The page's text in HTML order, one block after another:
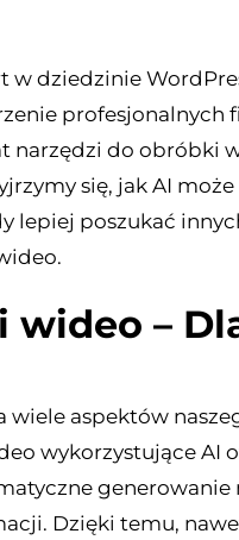
w dziedzinie
profesjonalnych
narzędzi do obróbki
się, jak AI
lepiej poszukać
wideo –
aspektów
wykorzystujące AI
generowanie
Dzięki temu,